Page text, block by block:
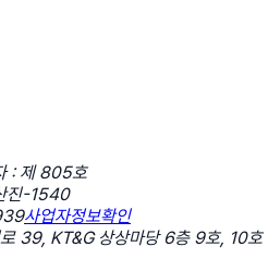
: 제 805호
진-1540
사업자정보확인
39, KT&G 상상마당 6층 9호, 10호